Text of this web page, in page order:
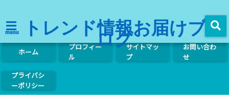
menu トレンド情報お届けブ
ログ
ホーム
プロフィー
ル
サイトマッ
プ
お問い合わ
せ
プライバシ
ーポリシー